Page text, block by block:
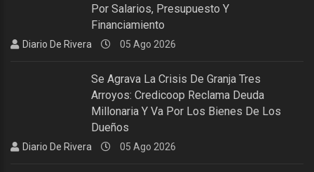
Por Salarios, Presupuesto Y
Financiamiento
Diario De Rivera 05 Ago 2026
Se Agrava La Crisis De Granja Tres
Arroyos: Credicoop Reclama Deuda
Millonaria Y Va Por Los Bienes De Los
Dueños
Diario De Rivera 05 Ago 2026